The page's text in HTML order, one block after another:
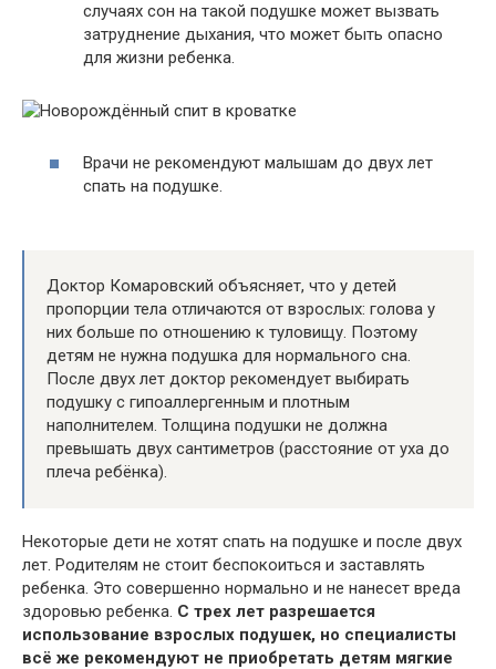
случаях сон на такой подушке может вызвать
затруднение дыхания, что может быть опасно
для жизни ребенка.
Врачи не рекомендуют малышам до двух лет
спать на подушке.
Доктор Комаровский объясняет, что у детей
пропорции тела отличаются от взрослых: голова у
них больше по отношению к туловищу. Поэтому
детям не нужна подушка для нормального сна.
После двух лет доктор рекомендует выбирать
подушку с гипоаллергенным и плотным
наполнителем. Толщина подушки не должна
превышать двух сантиметров (расстояние от уха до
плеча ребёнка).
Некоторые дети не хотят спать на подушке и после двух
лет. Родителям не стоит беспокоиться и заставлять
ребенка. Это совершенно нормально и не нанесет вреда
здоровью ребенка. С трех лет разрешается
использование взрослых подушек, но специалисты
всё же рекомендуют не приобретать детям мягкие